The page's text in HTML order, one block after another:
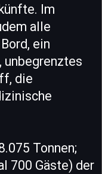
Im
alle
ein
unbegrenztes
die
Tonnen;
700 Gäste) der